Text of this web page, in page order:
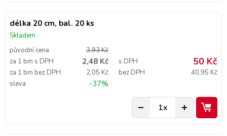
délka 20 cm, bal. 20 ks
Skladem
původní cena
3,93 Kč
za 1 bm s DPH
2,48 Kč
za 1 bm bez DPH
2,05 Kč
sleva
-37%
s DPH 50 Kč
bez DPH 40,95 Kč